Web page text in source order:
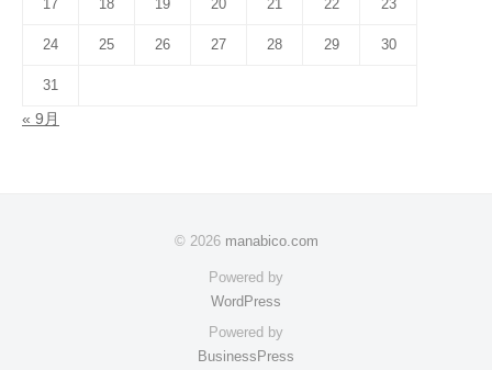
17 18 19 20 21 22 23
24 25 26 27 28 29 30
31
« 9月
© 2026 manabico.com
Powered by
WordPress
Powered by
BusinessPress